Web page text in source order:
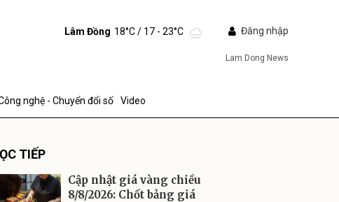
Lâm Đồng 18°C/ 17 - 23°C Đăng nhập
Lam Dong News
nghệ - Chuyển đổi số Video
TIẾP
Cập nhật giá vàng chiều
8/8/2026: Chốt bảng giá